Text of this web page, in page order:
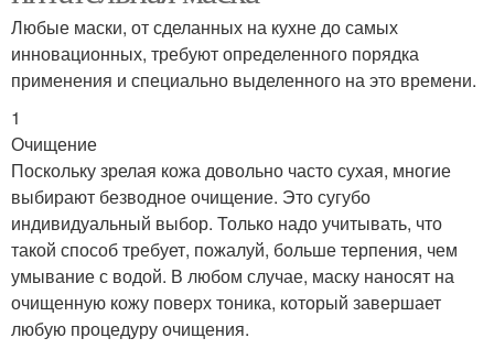
Любые маски, от сделанных на кухне до самых
инновационных, требуют определенного порядка
применения и специально выделенного на это времени.
1
Очищение
Поскольку зрелая кожа довольно часто сухая, многие
выбирают безводное очищение. Это сугубо
индивидуальный выбор. Только надо учитывать, что
такой способ требует, пожалуй, больше терпения, чем
умывание с водой. В любом случае, маску наносят на
очищенную кожу поверх тоника, который завершает
любую процедуру очищения.